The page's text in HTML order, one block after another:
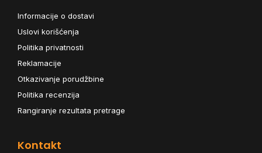
Informacije o dostavi
Uslovi korišćenja
Politika privatnosti
Reklamacije
Otkazivanje porudžbine
Politika recenzija
Rangiranje rezultata pretrage
Kontakt